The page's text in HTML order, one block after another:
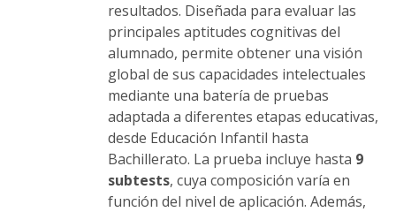
resultados. Diseñada para evaluar las
principales aptitudes cognitivas del
alumnado, permite obtener una visión
global de sus capacidades intelectuales
mediante una batería de pruebas
adaptada a diferentes etapas educativas,
desde Educación Infantil hasta
Bachillerato. La prueba incluye hasta 9
subtests, cuya composición varía en
función del nivel de aplicación. Además,